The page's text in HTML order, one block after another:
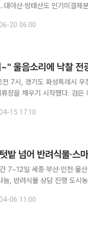
야산·방태산도 인기미결제분
로 집계됐고 객실 경쟁률은
20 06:00
울음소리에 낙찰 전
전 7시, 경기도 화성특례시
장을 채우기 시작했다. 검은
15 17:10
밭 넘어 반려식물·스
7~12일 세종·부산·인천·
담 진행 도시농업이 더 이상 단순한 주말 텃밭 가꾸기에 머물지 않고 반려식
동안 전국 주요 도시에서 시
06 11:00